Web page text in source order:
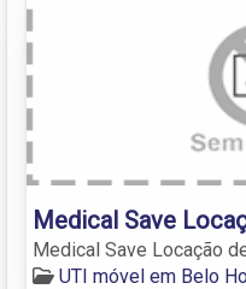
Medical Save
Medical Save Locação
UTI móvel em Belo